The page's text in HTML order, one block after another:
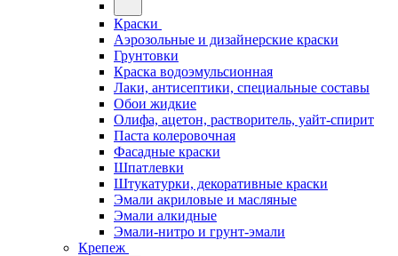
Краски
Аэрозольные и дизайнерские краски
Грунтовки
Краска водоэмульсионная
Лаки, антисептики, специальные составы
Обои жидкие
Олифа, ацетон, растворитель, уайт-спирит
Паста колеровочная
Фасадные краски
Шпатлевки
Штукатурки, декоративные краски
Эмали акриловые и масляные
Эмали алкидные
Эмали-нитро и грунт-эмали
Крепеж